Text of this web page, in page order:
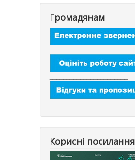
Громадянам
Корисні посилання